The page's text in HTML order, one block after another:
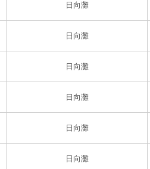
日向灘
日向灘
日向灘
日向灘
日向灘
日向灘